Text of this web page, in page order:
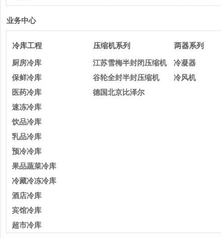
业务中心
冷库工程
厨房冷库
保鲜冷库
医药冷库
速冻冷库
饮品冷库
乳品冷库
预冷冷库
果品蔬菜冷库
冷藏冷冻冷库
酒店冷库
宾馆冷库
超市冷库
压缩机系列
江苏雪梅半封闭压缩机
谷轮全封半封压缩机
德国北京比泽尔
两器系列
冷凝器
冷风机